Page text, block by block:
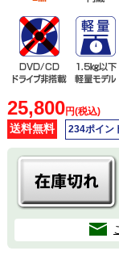
25,800円(税込)
送料無料 234ポイン